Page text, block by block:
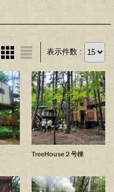
表示件数 :
TreeHouse２号棟